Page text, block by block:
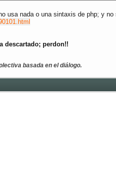
usa nada o una sintaxis de php; y
descartado; perdon!!
basada en el diálogo.